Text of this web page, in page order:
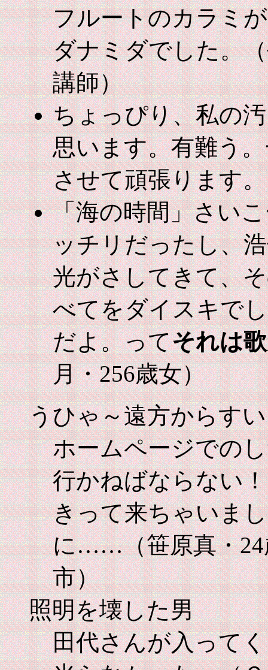
フルートのカラミ
ダナミダでした。
講師）
ちょっぴり、私の
思います。有難う
させて頑張ります
「海の時間」さい
ッチリだったし、
光がさしてきて、
べてをダイスキで
だよ。ってそれは
月・256歳女）
うひゃ～遠方からす
ホームページでの
行かねばならない
きって来ちゃいま
に……（笹原真・24
市）
照明を壊した男
田代さんが入って